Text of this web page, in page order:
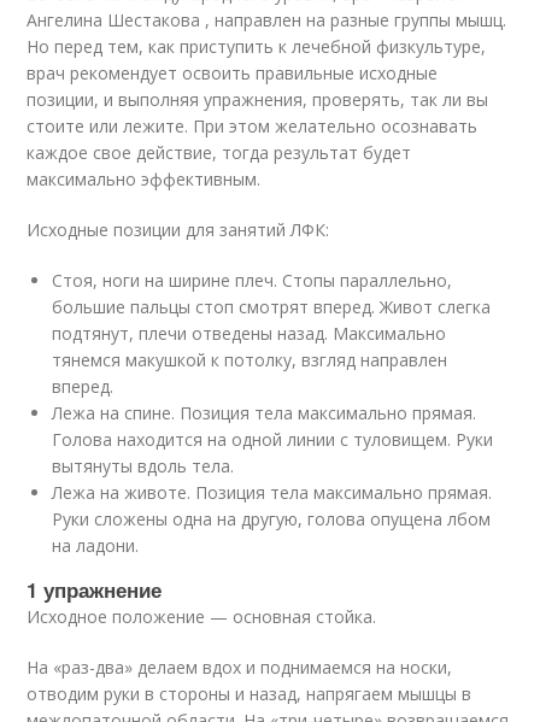
Ангелина Шестакова , направлен на разные группы мышц.
Но перед тем, как приступить к лечебной физкультуре,
врач рекомендует освоить правильные исходные
позиции, и выполняя упражнения, проверять, так ли вы
стоите или лежите. При этом желательно осознавать
каждое свое действие, тогда результат будет
максимально эффективным.
Исходные позиции для занятий ЛФК:
Стоя, ноги на ширине плеч. Стопы параллельно,
большие пальцы стоп смотрят вперед. Живот слегка
подтянут, плечи отведены назад. Максимально
тянемся макушкой к потолку, взгляд направлен
вперед.
Лежа на спине. Позиция тела максимально прямая.
Голова находится на одной линии с туловищем. Руки
вытянуты вдоль тела.
Лежа на животе. Позиция тела максимально прямая.
Руки сложены одна на другую, голова опущена лбом
на ладони.
1 упражнение
Исходное положение — основная стойка.
На «раз-два» делаем вдох и поднимаемся на носки,
отводим руки в стороны и назад, напрягаем мышцы в